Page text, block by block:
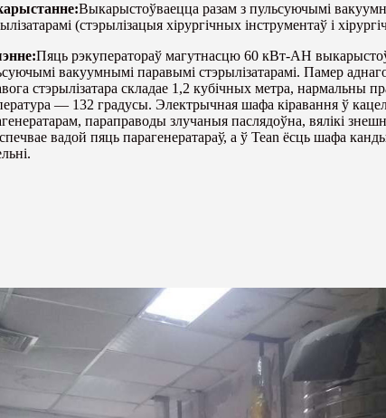
Выкарыстоўваецца разам з пульсуючымі
(стэрылізацыя хірургічных інструментаў і
Пяць рэкуператораў магутнасцю 60 кВт-AH
вакуумнымі паравымі стэрылізатарамі. Памер
стэрылізатара складае 1,2 кубічных метра, нармальны
— 132 градусы. Электрычная шафа кіравання ў
параправоды злучаныя паслядоўна, вялікі
вадой пяць парагенератараў, а ў Tean ёсць шафа